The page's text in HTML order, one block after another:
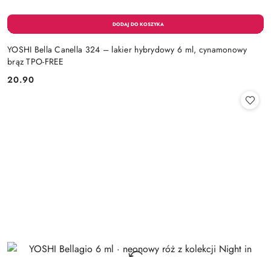
YOSHI Bella Canella 324 – lakier hybrydowy 6 ml, cynamonowy
brąz TPO-FREE
Cena:
20.90